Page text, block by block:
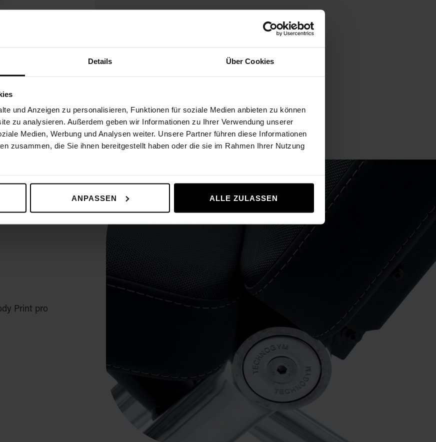
Details Über Cookies
und Anzeigen zu personalisieren, Funktionen für soziale Medien anbieten zu können
zu analysieren. Außerdem geben wir Informationen zu Ihrer Verwendung unserer
Medien, Werbung und Analysen weiter. Unsere Partner führen diese Informationen
zusammen, die Sie ihnen bereitgestellt haben oder die sie im Rahmen Ihrer Nutzung
ANPASSEN ALLE ZULASSEN
Print pro